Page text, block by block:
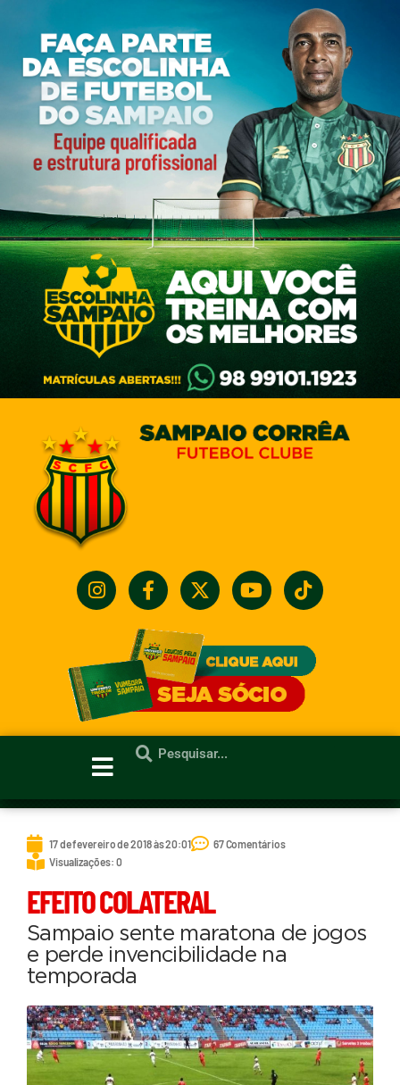
17 de fevereiro de 2018 às 20:01
67 Comentários
Visualizações: 0
EFEITO COLATERAL
Sampaio sente maratona de jogos
e perde invencibilidade na
temporada